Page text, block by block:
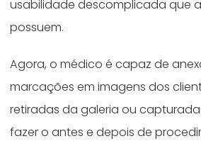
usabilidade descomplicada que
possuem.
Agora, o médico é capaz de
marcações em imagens dos
retiradas da galeria ou
fazer o antes e depois de